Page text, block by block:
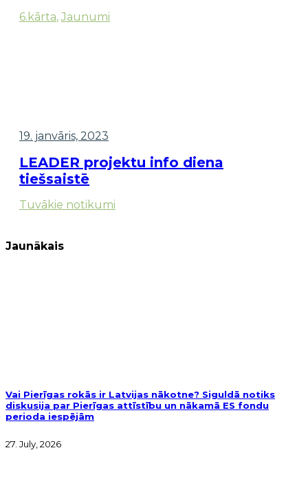
6.kārta, Jaunumi
19. janvāris, 2023
LEADER projektu info diena
tiešsaistē
Tuvākie notikumi
Jaunākais
Vai Pierīgas rokās ir Latvijas nākotne? Siguldā notiks
diskusija par Pierīgas attīstību un nākamā ES fondu
perioda iespējām
27. July, 2026